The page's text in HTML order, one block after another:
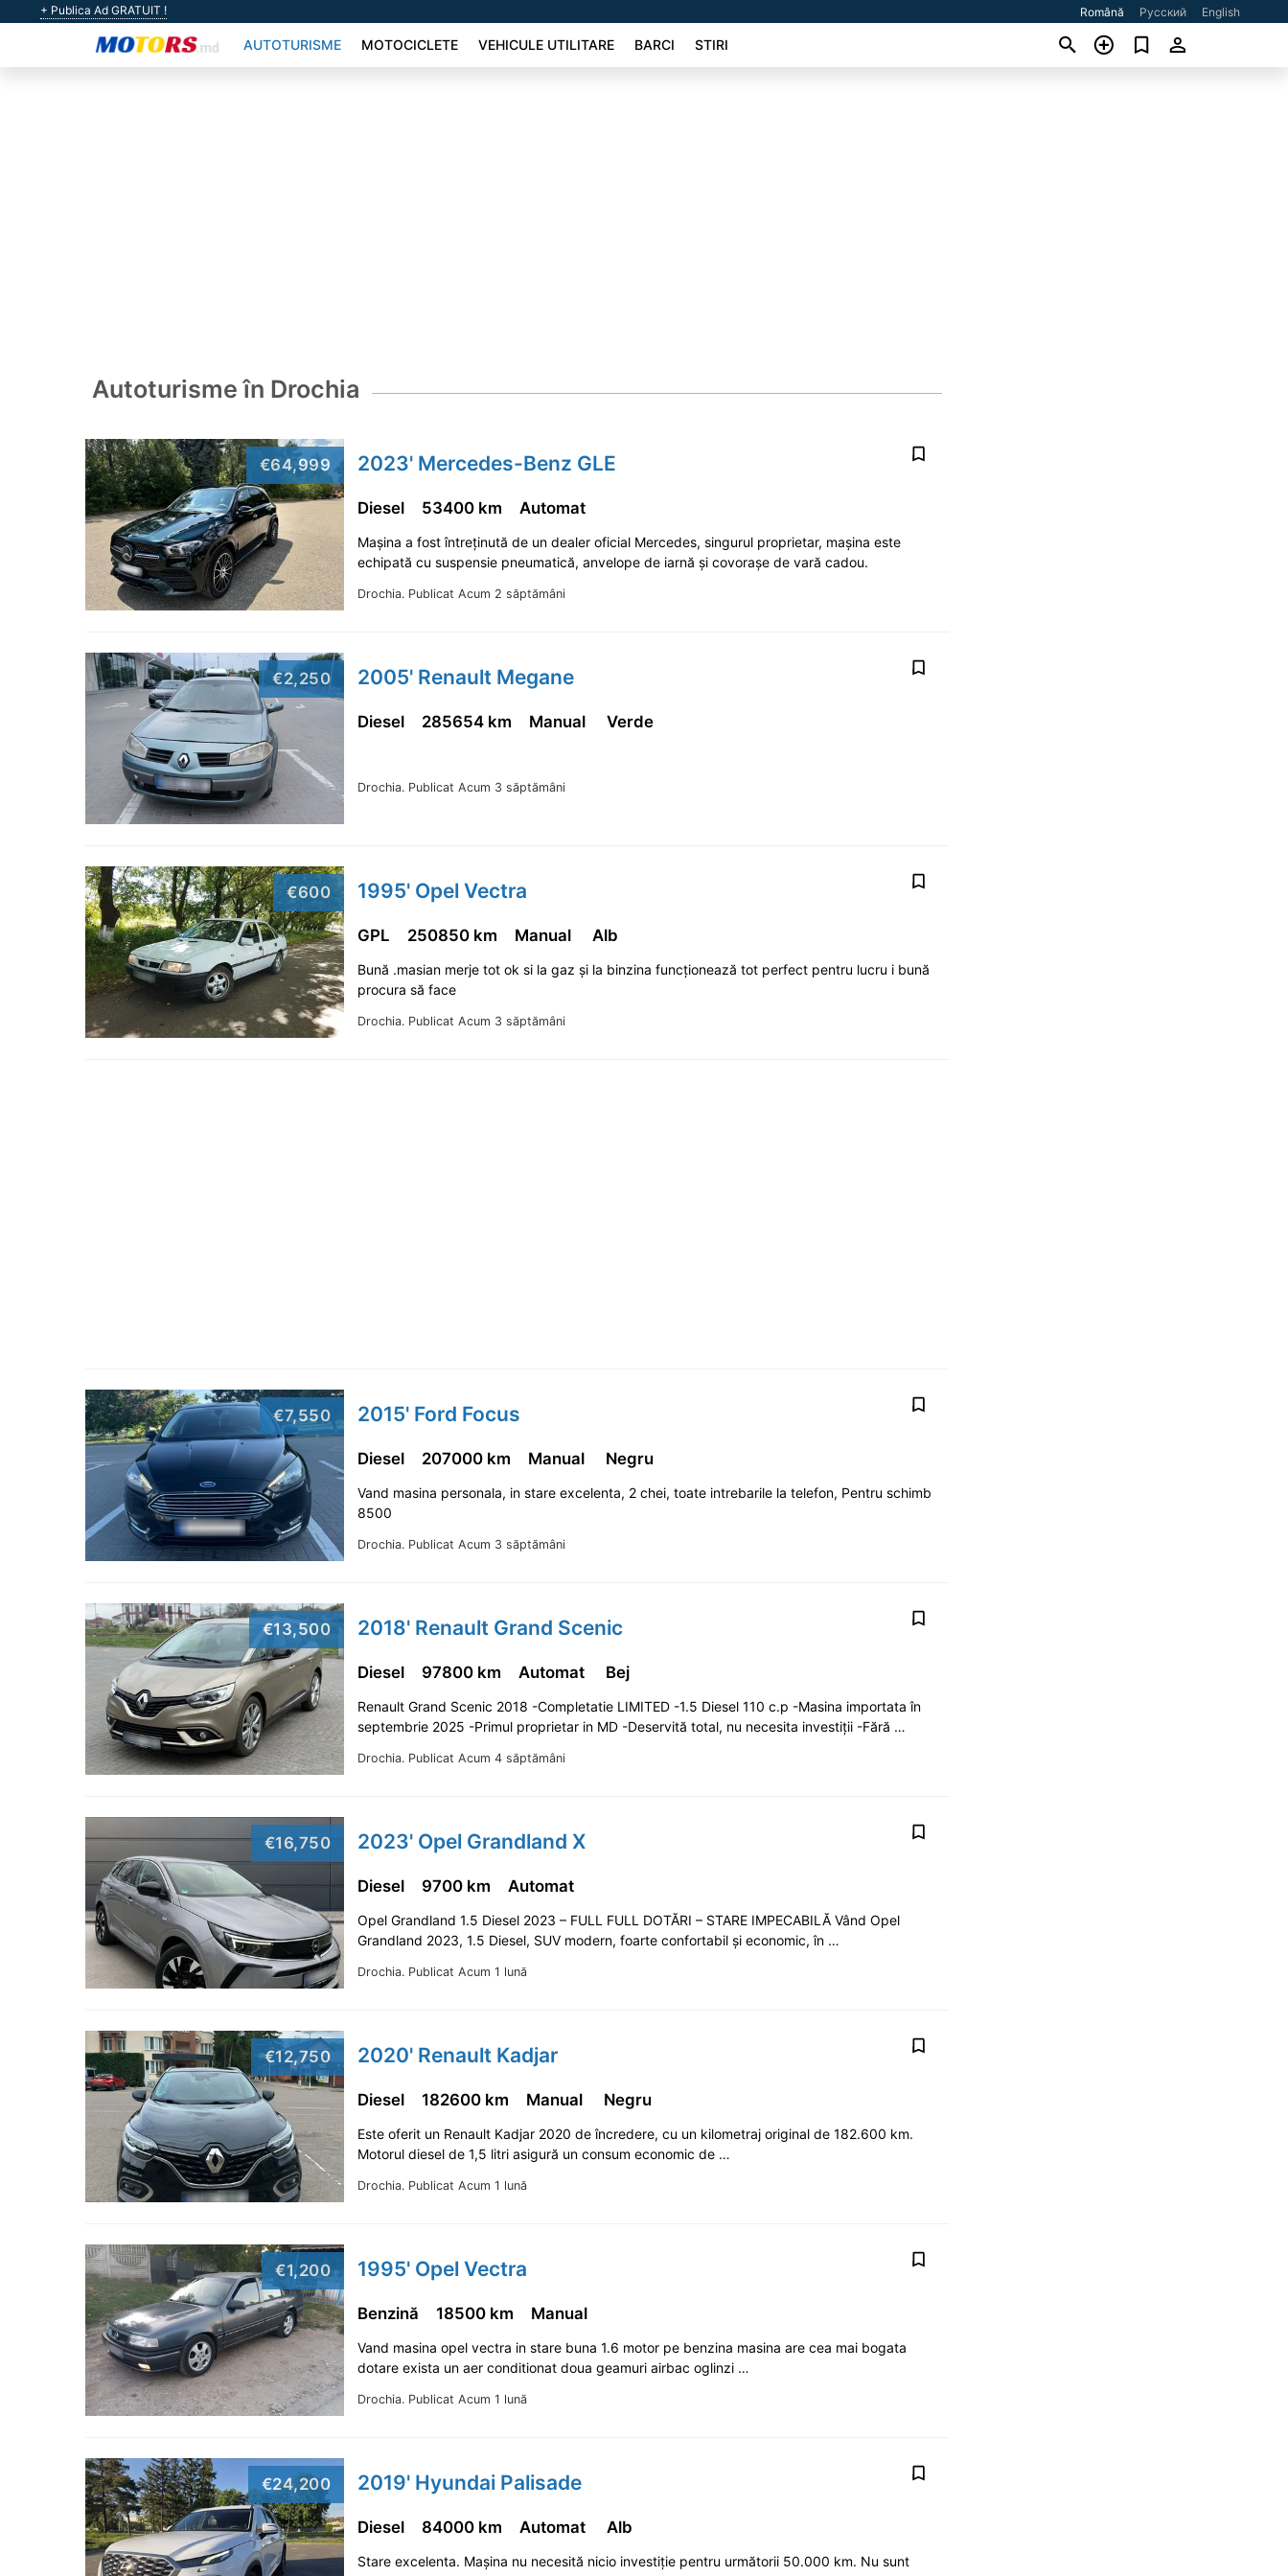
+ Publica Ad GRATUIT ! Română Русский English
AUTOTURISME MOTOCICLETE VEHICULE UTILITARE BARCI STIRI
Autoturisme în Drochia
€64,999 2023' Mercedes-Benz GLE
Drochia. Publicat Acum 2 săptămâni
Diesel 53400 km Automat
Mașina a fost întreținută de un dealer oficial Mercedes, singurul proprietar, mașina este
echipată cu suspensie pneumatică, anvelope de iarnă și covorașe de vară cadou.
€2,250 2005' Renault Megane
Drochia. Publicat Acum 3 săptămâni
Diesel 285654 km Manual Verde
€600 1995' Opel Vectra
Drochia. Publicat Acum 3 săptămâni
GPL 250850 km Manual Alb
Bună .masian merje tot ok si la gaz și la binzina funcționează tot perfect pentru lucru i bună
procura să face
€7,550 2015' Ford Focus
Drochia. Publicat Acum 3 săptămâni
Diesel 207000 km Manual Negru
Vand masina personala, in stare excelenta, 2 chei, toate intrebarile la telefon, Pentru schimb
8500
€13,500 2018' Renault Grand Scenic
Drochia. Publicat Acum 4 săptămâni
Diesel 97800 km Automat Bej
Renault Grand Scenic 2018 -Completatie LIMITED -1.5 Diesel 110 c.p -Masina importata în
septembrie 2025 -Primul proprietar in MD -Deservită total, nu necesita investiții -Fără …
€16,750 2023' Opel Grandland X
Drochia. Publicat Acum 1 lună
Diesel 9700 km Automat
Opel Grandland 1.5 Diesel 2023 – FULL FULL DOTĂRI – STARE IMPECABILĂ Vând Opel
Grandland 2023, 1.5 Diesel, SUV modern, foarte confortabil și economic, în …
€12,750 2020' Renault Kadjar
Drochia. Publicat Acum 1 lună
Diesel 182600 km Manual Negru
Este oferit un Renault Kadjar 2020 de încredere, cu un kilometraj original de 182.600 km.
Motorul diesel de 1,5 litri asigură un consum economic de …
€1,200 1995' Opel Vectra
Drochia. Publicat Acum 1 lună
Benzină 18500 km Manual
Vand masina opel vectra in stare buna 1.6 motor pe benzina masina are cea mai bogata
dotare exista un aer conditionat doua geamuri airbac oglinzi …
€24,200 2019' Hyundai Palisade
Diesel 84000 km Automat Alb
Stare excelenta. Mașina nu necesită nicio investiție pentru următorii 50.000 km. Nu sunt